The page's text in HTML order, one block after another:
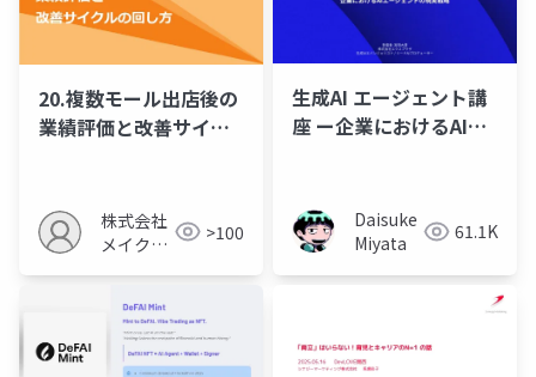
20.複数モール出店後の
業績評価と改善サイク
株式会社
メイクア
>100
生成AI エージェント講
座 ー企業におけるAIエ
Daisuke
Miyata
61.1K